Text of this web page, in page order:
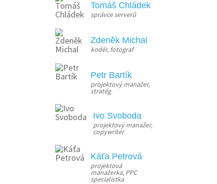
Tomáš Chládek
správce serverů
Zdeněk Michal
kodér, fotograf
Petr Bartík
projektový manažer,
stratég
Ivo Svoboda
projektový manažer,
copywriter
Káťa Petrová
projektová
manažerka, PPC
specialistka